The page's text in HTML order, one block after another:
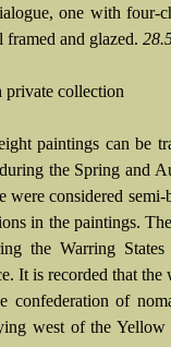
one with four-
framed and glazed.
private collection
paintings can be
the Spring and
were considered
in the paintings.
the Warring
It is recorded that
confederation of
west of the